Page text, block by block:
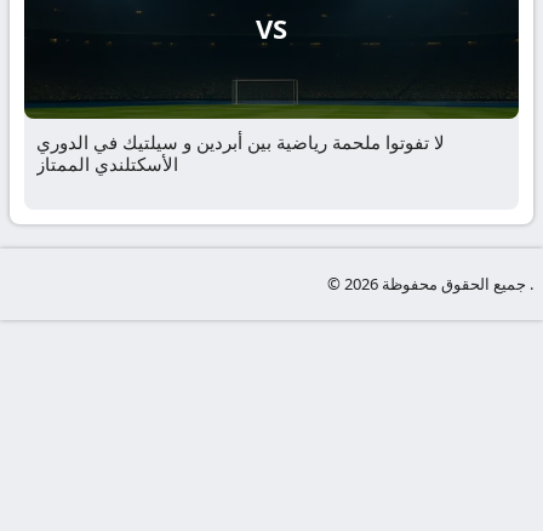
VS
لا تفوتوا ملحمة رياضية بين أبردين و سيلتيك في الدوري
الأسكتلندي الممتاز
© جميع الحقوق محفوظة 2026 .